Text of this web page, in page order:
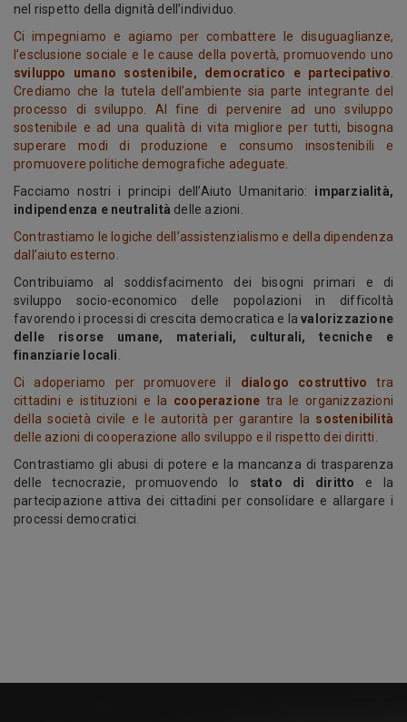
nel rispetto della dignità dell’individuo.
Ci impegniamo e agiamo per combattere le disuguaglianze,
l’esclusione sociale e le cause della povertà, promuovendo uno
sviluppo umano sostenibile, democratico e partecipativo
Crediamo che la tutela dell’ambiente sia parte integrante del
processo di sviluppo. Al fine di pervenire ad uno sviluppo
sostenibile e ad una qualità di vita migliore per tutti, bisogna
superare modi di produzione e consumo insostenibili e
promuovere politiche demografiche adeguate.
Facciamo nostri i principi dell’Aiuto Umanitario: imparzialità,
indipendenza e neutralità delle azioni.
Contrastiamo le logiche dell’assistenzialismo e della dipendenza
dall’aiuto esterno.
Contribuiamo al soddisfacimento dei bisogni primari e di
sviluppo socio-economico delle popolazioni in difficoltà
favorendo i processi di crescita democratica e lavalorizzazione
delle risorse umane, materiali, culturali, tecniche e
finanziarie locali
Ci adoperiamo per promuovere il dialogo costruttivotra
cittadini e istituzioni e la cooperazione tra le organizzazioni
della società civile e le autorità per garantire la sostenibilità
delle azioni di cooperazione allo sviluppo e il rispetto dei diritti.
Contrastiamo gli abusi di potere e la mancanza di trasparenza
delle tecnocrazie, promuovendo lo stato di diritto e la
partecipazione attiva dei cittadini per consolidare e allargare i
processi democratici.